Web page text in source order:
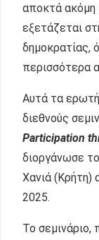
αποκτά ακόμη
εξετάζεται
δημοκρατίας,
περισσότερα
Αυτά τα
διεθνούς
Participation
διοργάνωσε
Χανιά (Κρήτη)
2025.
Το